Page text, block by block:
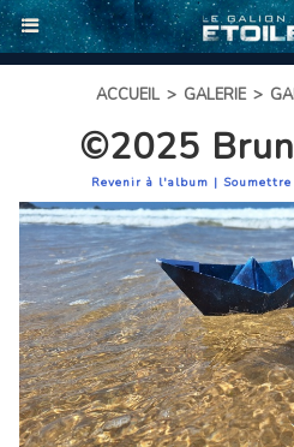
ACCUEIL > GALERIE >
©2025
Revenir à l'album |